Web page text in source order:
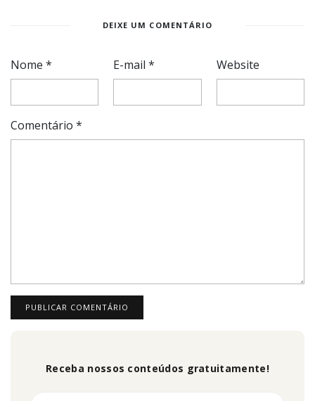
DEIXE UM COMENTÁRIO
Nome * E-mail* Website
Comentário *
Receba nossos conteúdos gratuitamente!